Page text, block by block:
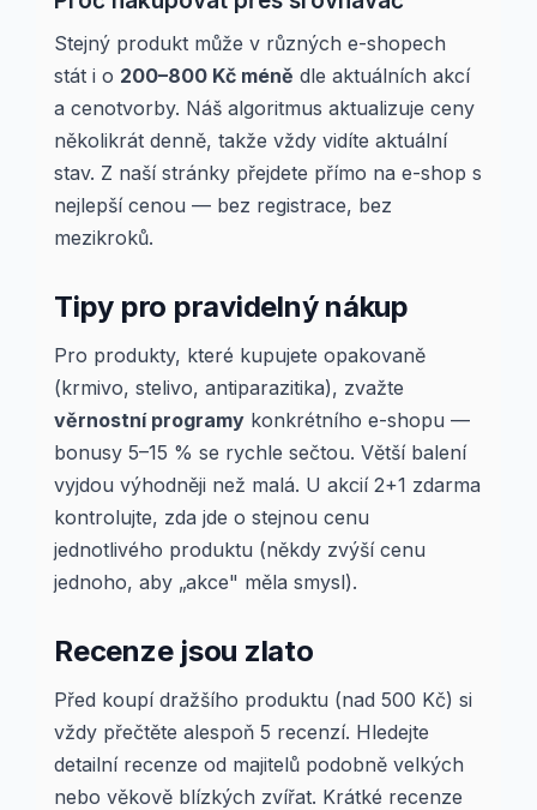
Stejný produkt může v různých e-shopech
stát i o 200–800 Kč méně dle aktuálních akcí
a cenotvorby. Náš algoritmus aktualizuje ceny
několikrát denně, takže vždy vidíte aktuální
stav. Z naší stránky přejdete přímo na e-shop s
nejlepší cenou — bez registrace, bez
mezikroků.
Tipy pro pravidelný nákup
Pro produkty, které kupujete opakovaně
(krmivo, stelivo, antiparazitika), zvažte
věrnostní programy konkrétního e-shopu —
bonusy 5–15 % se rychle sečtou. Větší balení
vyjdou výhodněji než malá. U akcií 2+1 zdarma
kontrolujte, zda jde o stejnou cenu
jednotlivého produktu (někdy zvýší cenu
jednoho, aby „akce" měla smysl).
Recenze jsou zlato
Před koupí dražšího produktu (nad 500 Kč) si
vždy přečtěte alespoň 5 recenzí. Hledejte
detailní recenze od majitelů podobně velkých
nebo věkově blízkých zvířat. Krátké recenze